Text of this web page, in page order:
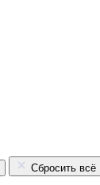
Сбросить всё